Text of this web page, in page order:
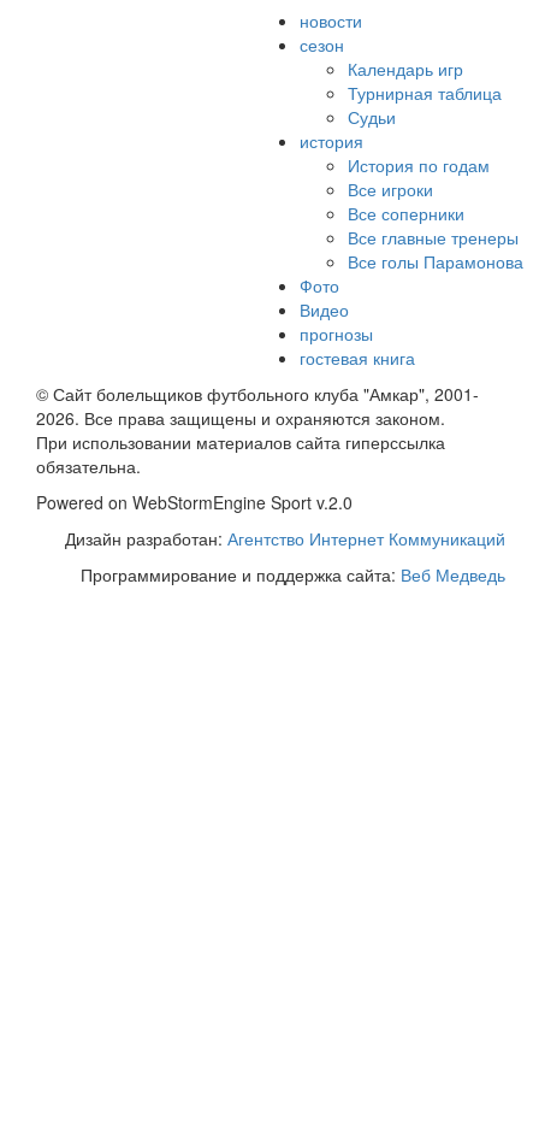
новости
сезон
Календарь игр
Турнирная таблица
Судьи
история
История по годам
Все игроки
Все соперники
Все главные тренеры
Все голы Парамонова
Фото
Видео
прогнозы
гостевая книга
© Сайт болельщиков футбольного клуба "Амкар", 2001-
2026. Все права защищены и охраняются законом.
При использовании материалов сайта гиперссылка
обязательна.
Powered on WebStormEngine Sport v.2.0
Дизайн разработан: Агентство Интернет Коммуникаций
Программирование и поддержка сайта: Веб Медведь